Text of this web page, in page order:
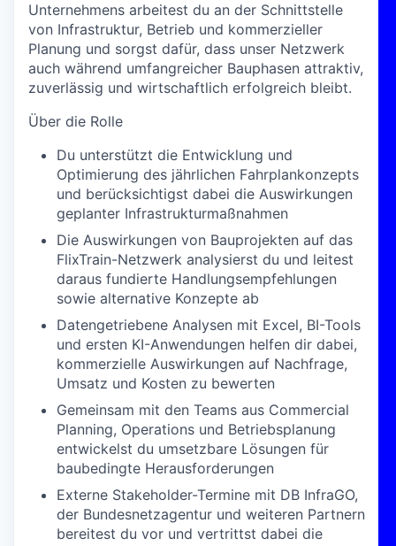
Unternehmens arbeitest du an der Schnittstelle
von Infrastruktur, Betrieb und kommerzieller
Planung und sorgst dafür, dass unser Netzwerk
auch während umfangreicher Bauphasen attraktiv,
zuverlässig und wirtschaftlich erfolgreich bleibt.
Über die Rolle
Du unterstützt die Entwicklung und
Optimierung des jährlichen Fahrplankonzepts
und berücksichtigst dabei die Auswirkungen
geplanter Infrastrukturmaßnahmen
Die Auswirkungen von Bauprojekten auf das
FlixTrain-Netzwerk analysierst du und leitest
daraus fundierte Handlungsempfehlungen
sowie alternative Konzepte ab
Datengetriebene Analysen mit Excel, BI-Tools
und ersten KI-Anwendungen helfen dir dabei,
kommerzielle Auswirkungen auf Nachfrage,
Umsatz und Kosten zu bewerten
Gemeinsam mit den Teams aus Commercial
Planning, Operations und Betriebsplanung
entwickelst du umsetzbare Lösungen für
baubedingte Herausforderungen
Externe Stakeholder-Termine mit DB InfraGO,
der Bundesnetzagentur und weiteren Partnern
bereitest du vor und vertrittst dabei die